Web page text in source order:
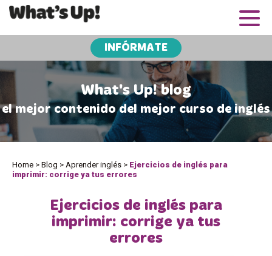
INFÓRMATE
What's Up! blog
el mejor contenido del mejor curso de inglés
Home > Blog > Aprender inglés > Ejercicios de inglés para
imprimir: corrige ya tus errores
Ejercicios de inglés para
imprimir: corrige ya tus
errores